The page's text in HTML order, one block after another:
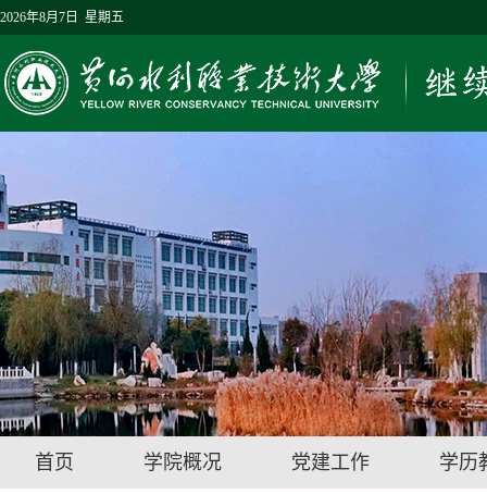
2026年8月7日 星期五
首页 学院概况 党建工作 学历